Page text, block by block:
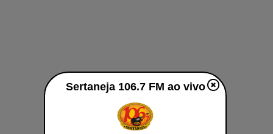
Sertaneja 106.7 FM ao vivo